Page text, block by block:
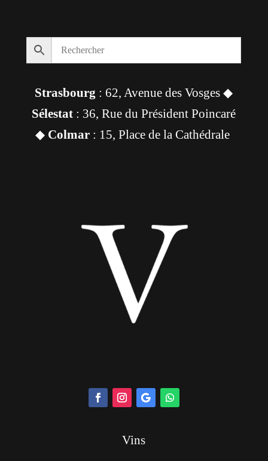
Strasbourg : 62, Avenue des Vosges ◆
Sélestat : 36, Rue du Président Poincaré
◆ Colmar: 15, Place de la Cathédrale
Vins